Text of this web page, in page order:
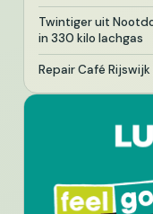
Twintiger uit
in 330 kilo lachgas
Repair Café